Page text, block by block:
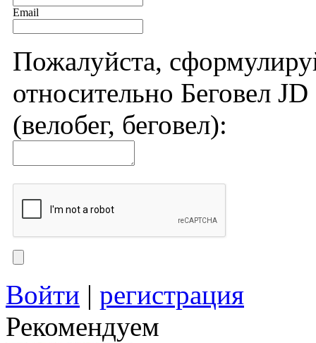
Email
Пожалуйста,
относительно Беговел
(велобег, беговел):
Войти | регистрация
Рекомендуем